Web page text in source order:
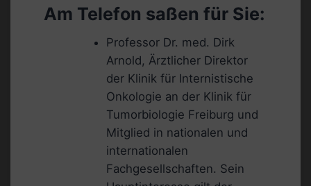
Am Telefon saßen für Sie:
Professor Dr. med. Dirk
Arnold, Ärztlicher Direktor
der Klinik für Internistische
Onkologie an der Klinik für
Tumorbiologie Freiburg und
Mitglied in nationalen und
internationalen
Fachgesellschaften. Sein